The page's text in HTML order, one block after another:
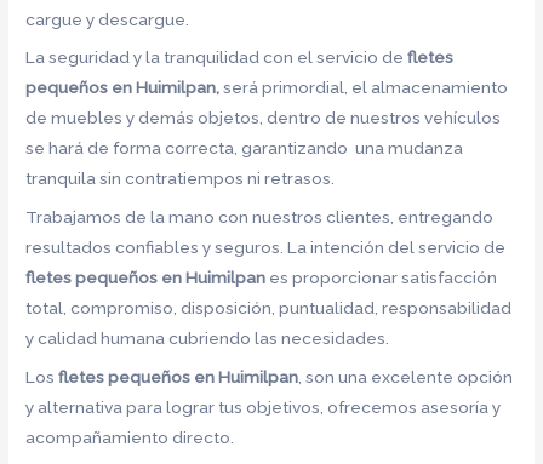
cargue y descargue.
La seguridad y la tranquilidad con el servicio defletes
pequeños en Huimilpan,será primordial, el almacenamiento
de muebles y demás objetos, dentro de nuestros vehículos
se hará de forma correcta, garantizando una mudanza
tranquila sin contratiempos ni retrasos.
Trabajamos de la mano con nuestros clientes, entregando
resultados confiables y seguros. La intención del servicio de
fletes pequeños en Huimilpan es proporcionar satisfacción
total, compromiso, disposición, puntualidad, responsabilidad
y calidad humana cubriendo las necesidades.
Losfletes pequeños en Huimilpan , son una excelente opción
y alternativa para lograr tus objetivos, ofrecemos asesoría y
acompañamiento directo.